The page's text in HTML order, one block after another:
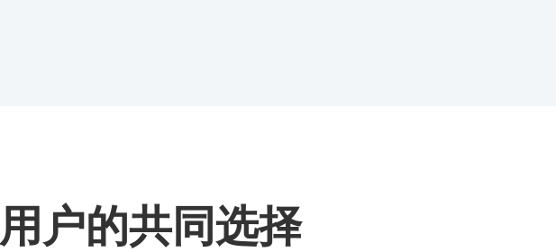
户的共同选择